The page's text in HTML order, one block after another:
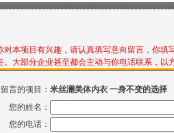
对本项目有兴趣，请认真填写意向留言，你
。大部分企业甚至都会主动与你电话联系，以
言的项目： 米丝澜美体内衣 一身不变的选择
您的姓名：
您的电话：